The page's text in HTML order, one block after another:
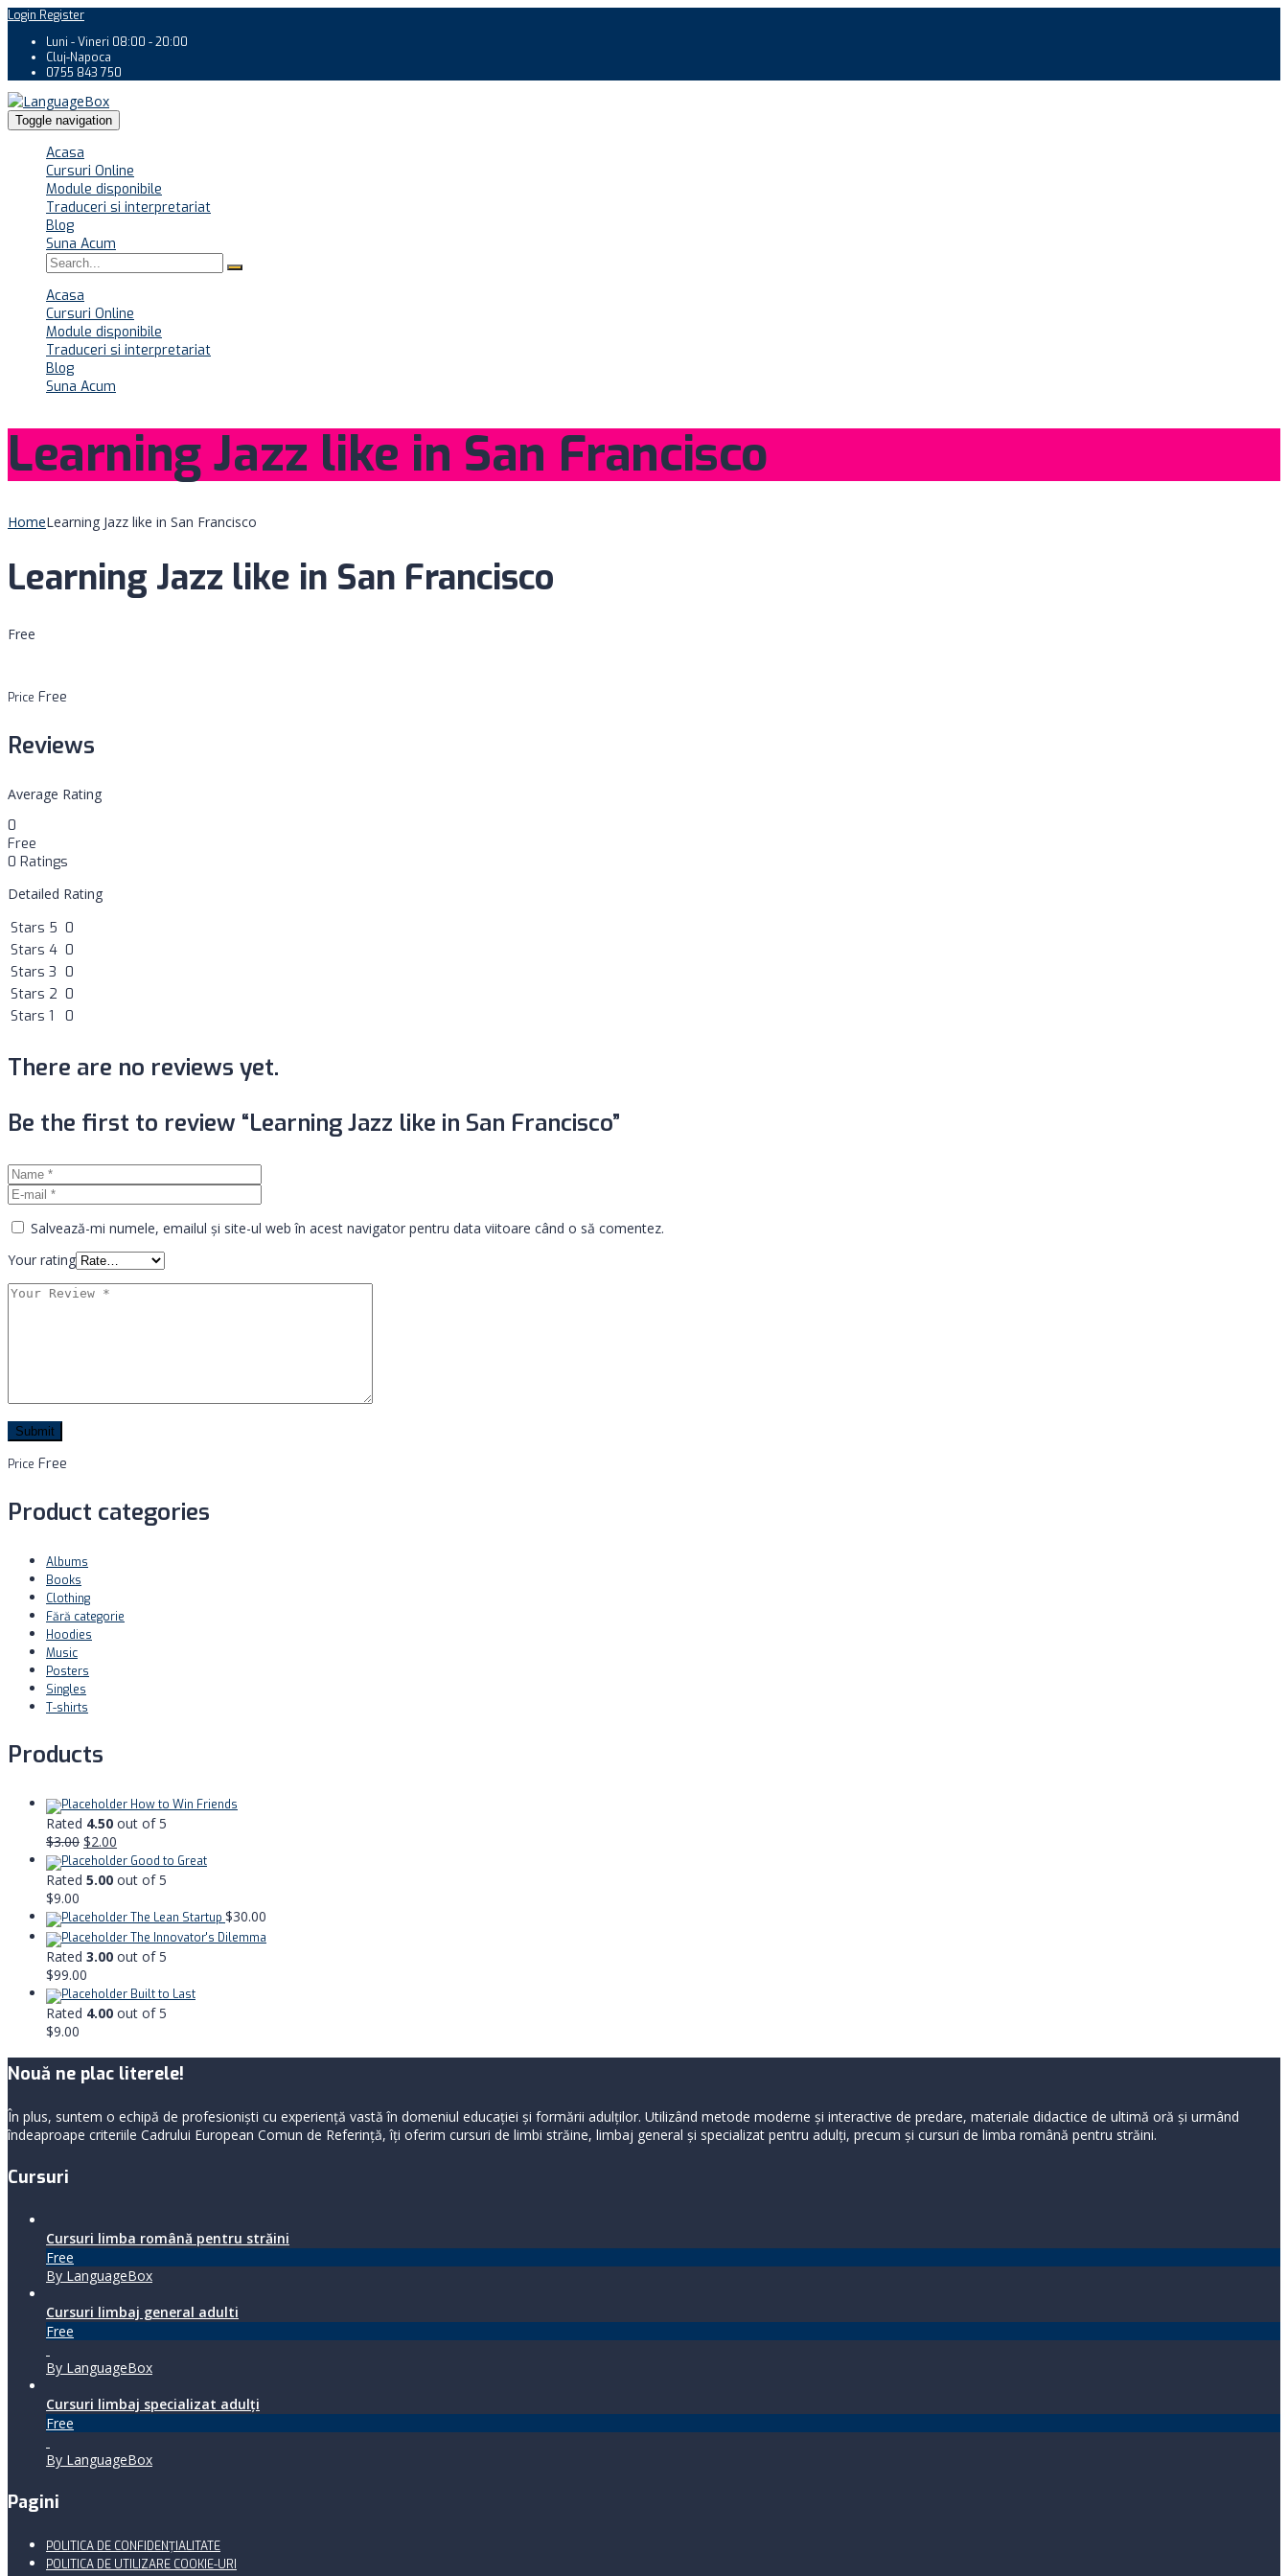
Login Register
Luni - Vineri 08:00 - 20:00
Cluj-Napoca
0755 843 750
Toggle navigation
Acasa
Cursuri Online
Module disponibile
Traduceri si interpretariat
Blog
Suna Acum
Acasa
Cursuri Online
Module disponibile
Traduceri si interpretariat
Blog
Suna Acum
Learning Jazz like in San Francisco
HomeLearning Jazz like in San Francisco
Learning Jazz like in San Francisco
Free
Price Free
Reviews
Average Rating
0
Free
0 Ratings
Detailed Rating
Stars 5 0
Stars 4 0
Stars 3 0
Stars 2 0
Stars 1
0
There are no reviews yet.
Be the first to review “Learning Jazz like in San Francisco”
Salvează-mi numele, emailul și site-ul web în acest navigator pentru data viitoare când o să comentez.
Your rating
Price Free
Product categories
Albums
Books
Clothing
Fără categorie
Hoodies
Music
Posters
Singles
T-shirts
Products
How to Win Friends
Rated 4.50 out of 5
$3.00 $2.00
Good to Great
Rated 5.00 out of 5
$9.00
The Lean Startup $30.00
The Innovator's Dilemma
Rated 3.00 out of 5
$99.00
Built to Last
Rated 4.00 out of 5
$9.00
Nouă ne plac literele!
În plus, suntem o echipă de profesioniști cu experiență vastă în domeniul educației și formării adulților. Utilizând metode moderne și interactive de predare, materiale didactice de ultimă oră și urmând
îndeaproape criteriile Cadrului European Comun de Referință, îți oferim cursuri de limbi străine, limbaj general şi specializat pentru adulți, precum și cursuri de limba română pentru străini.
Cursuri
Cursuri limba română pentru străini
Free
By LanguageBox
Cursuri limbaj general adulti
Free
By LanguageBox
Cursuri limbaj specializat adulţi
Free
By LanguageBox
Pagini
POLITICA DE CONFIDENȚIALITATE
POLITICA DE UTILIZARE COOKIE-URI